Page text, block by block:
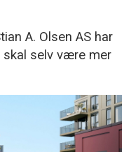
A. Olsen AS har
skal selv være mer